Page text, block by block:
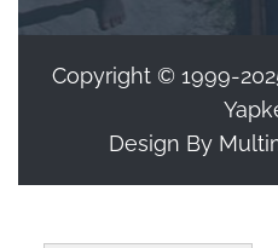
Copyright © 1999-
Design By